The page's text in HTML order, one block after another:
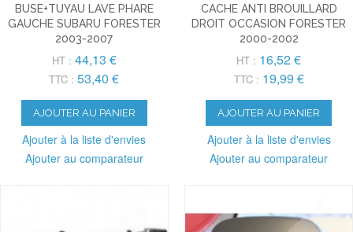
BUSE+TUYAU LAVE PHARE
GAUCHE SUBARU FORESTER
2003-2007
HT : 44,13 €
TTC : 53,40 €
AJOUTER AU PANIER
Ajouter à la liste d'envies
Ajouter au comparateur
CACHE ANTI BROUILLARD
DROIT OCCASION FORESTER
2000-2002
HT : 16,52 €
TTC : 19,99 €
AJOUTER AU PANIER
Ajouter à la liste d'envies
Ajouter au comparateur